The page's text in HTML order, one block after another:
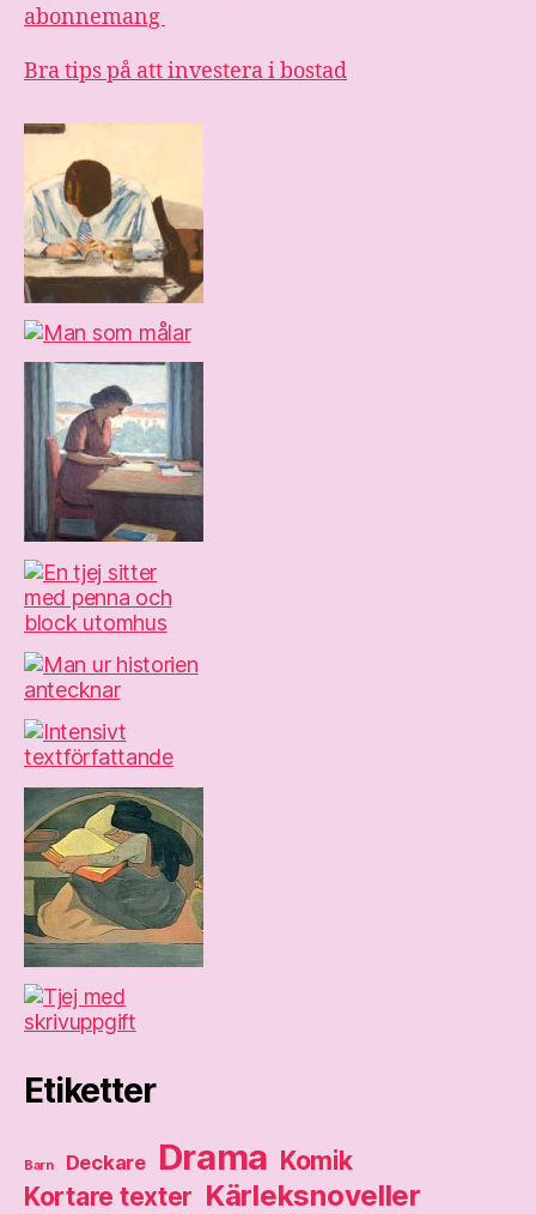
abonnemang
Bra tips på att investera i bostad
Etiketter
Barn Deckare Drama Komik
Kortare texter Kärleksnoveller